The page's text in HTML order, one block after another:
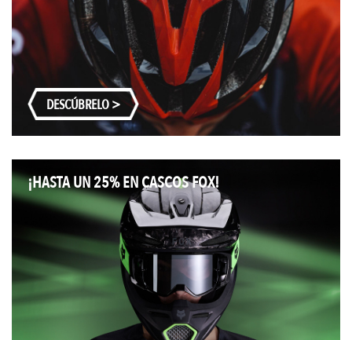
DESCÚBRELO >
¡HASTA UN 25% EN CASCOS FOX!